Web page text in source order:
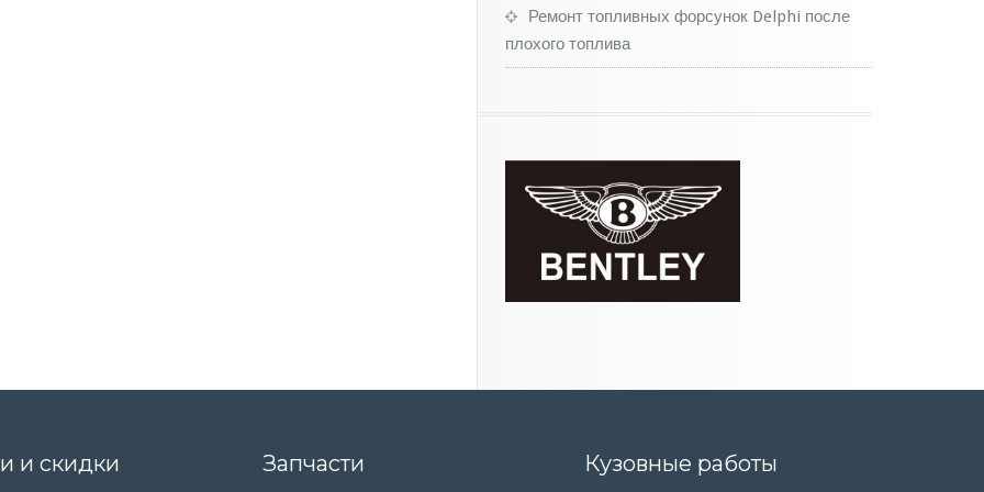
Ремонт топливных форсунок Delphi после
плохого топлива
и скидки Запчасти Кузовные работы